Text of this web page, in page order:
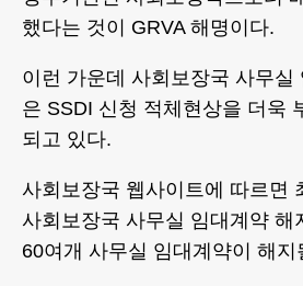
했다는 것이 GRVA 해명이다.
이런 가운데 사회보장국 사무실
은 SSDI 신청 적체현상을 더욱
되고 있다.
사회보장국 웹사이트에 따르면
사회보장국 사무실 임대계약 해
60여개 사무실 임대계약이 해지